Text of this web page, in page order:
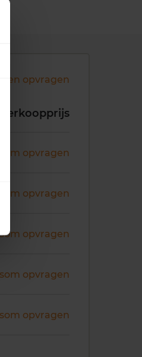
opvragen
Verkoopprijs
opvragen
opvragen
opvragen
opvragen
opvragen